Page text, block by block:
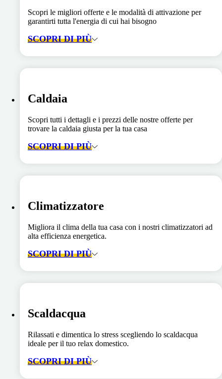
Scopri le migliori offerte e le modalità di attivazione per
garantirti tutta l'energia di cui hai bisogno
SCOPRI DI PIÙ
Caldaia
Scopri tutti i dettagli e i prezzi delle nostre offerte per
trovare la caldaia giusta per la tua casa
SCOPRI DI PIÙ
Climatizzatore
Migliora il clima della tua casa con i nostri climatizzatori ad
alta efficienza energetica.
SCOPRI DI PIÙ
Scaldacqua
Rilassati e dimentica lo stress scegliendo lo scaldacqua
ideale per il tuo relax domestico.
SCOPRI DI PIÙ